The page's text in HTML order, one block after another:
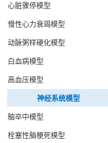
心脏骤停模型
慢性心力衰竭模型
动脉粥样硬化模型
白血病模型
高血压模型
神经系统模型
脑卒中模型
栓塞性脑梗死模型